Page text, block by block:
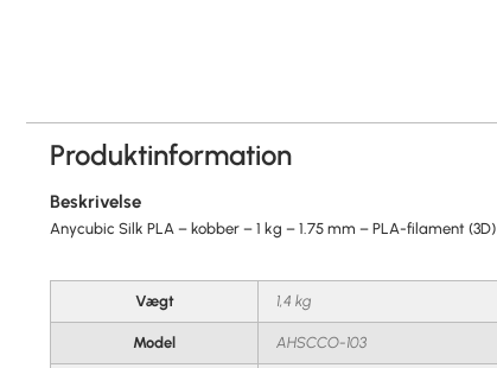
Produktinformation
Beskrivelse
Anycubic Silk PLA – kobber – 1 kg – 1.75 mm – PLA-filament (3D)
Vægt 1,4 kg
Model AHSCCO-103